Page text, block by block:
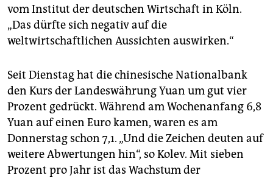
epaper login
vom Institut der deutschen Wirtschaft in Köln.
„Das dürfte sich negativ auf die
weltwirtschaftlichen Aussichten auswirken.“
Seit Dienstag hat die chinesische Nationalbank
den Kurs der Landeswährung Yuan um gut vier
Prozent gedrückt. Während am Wochenanfang 6,8
Yuan auf einen Euro kamen, waren es am
Donnerstag schon 7,1. „Und die Zeichen deuten auf
weitere Abwertungen hin“, so Kolev. Mit sieben
Prozent pro Jahr ist das Wachstum der